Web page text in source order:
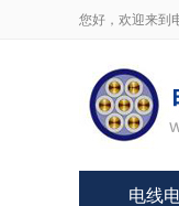
您好，欢迎来到
电线